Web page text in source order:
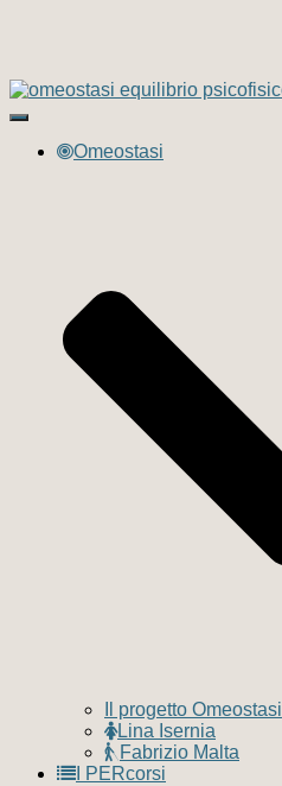
Navigazione
toggle
Omeostasi
Il progetto Omeostasi
Lina Isernia
Fabrizio Malta
I PERcorsi